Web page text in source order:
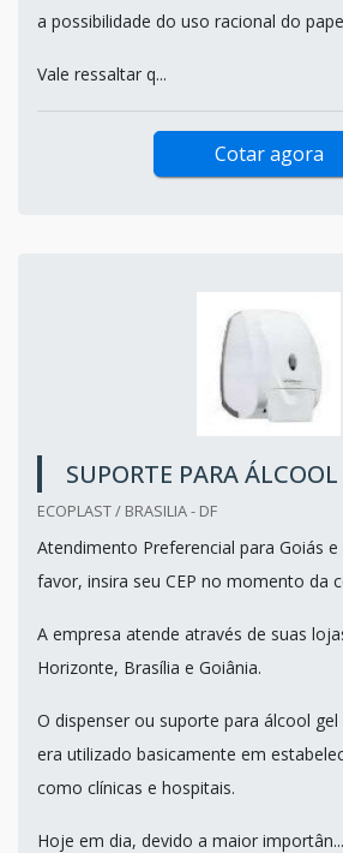
a possibilidade do uso racional do
Vale ressaltar q...
Cotar agora
SUPORTE PARA
ECOPLAST / BRASILIA - DF
Atendimento Preferencial para Goiás
favor, insira seu CEP no momento da
A empresa atende através de suas
Horizonte, Brasília e Goiânia.
O dispenser ou suporte para álcool
era utilizado basicamente em
como clínicas e hospitais.
Hoje em dia, devido a maior importân...